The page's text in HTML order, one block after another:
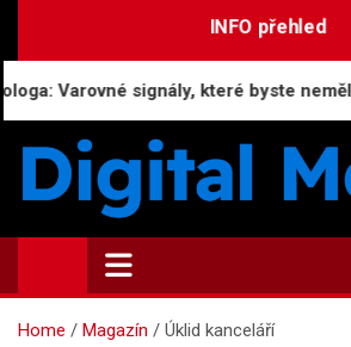
INFO přehled
signály, které byste neměli
Digital-Media.cz
Magazín zpravodajství a novinek
Home Magazín Úklid kanceláří